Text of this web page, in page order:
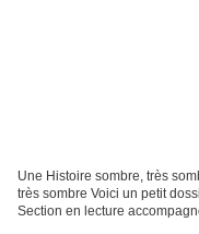
Une Histoire sombre, très sombre Achat sur Amazon Une Histoire
très sombre Voici un petit
Section en lecture